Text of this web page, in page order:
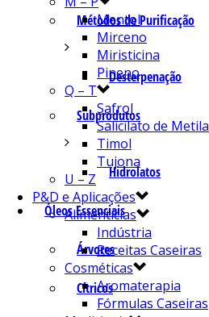
Métodos de Purificação
Desterpenação
Subprodutos
Hidrolatos
Óleos Essenciais
Árvores
Cítricos
Mentol
Mirceno
Miristicina
Pineno
Q – T
Safrol
Salicilato de Metila
Timol
Tujona
U – Z
P&D e Aplicações
Alimentícias
Indústria
Receitas Caseiras
Cosméticas
Aromaterapia
Fórmulas Caseiras